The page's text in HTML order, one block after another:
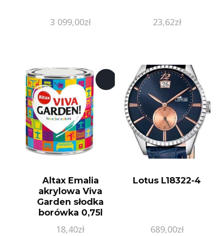
3 099,00zł 23,62zł
Altax Emalia
akrylowa Viva
Garden słodka
borówka 0,75l
18,40zł
Lotus L18322-4
689,00zł